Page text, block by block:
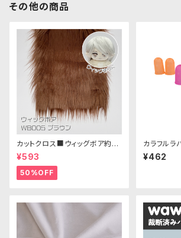
その他の商品
カットクロス■ウィッグボア約8c
m(ブラウン)WB005ボア生地 2
5cm × 45cm
¥593
50%OFF
カラフルラ
ー
¥462